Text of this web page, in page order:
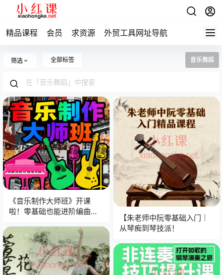
精品课程 会员 求资源 外贸工具网址导航
筛选 全部标签 音乐舞蹈
《音乐制作大师班》开课
啦！零基础也能进阶编曲大
【朱老师中阮零基础入门｜
从琴痴到琴技派！